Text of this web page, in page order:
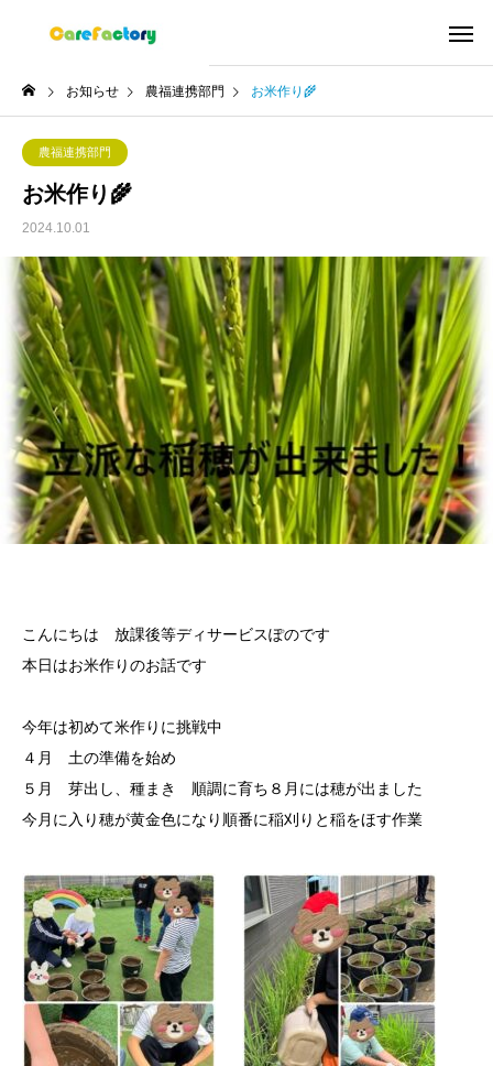
お知らせ 農福連携部門 お米作り🌾
農福連携部門
お米作り🌾
2024.10.01
こんにちは 放課後等ディサービスぽのです
本日はお米作りのお話です
今年は初めて米作りに挑戦中
４月 土の準備を始め
５月 芽出し、種まき 順調に育ち８月には穂が出ました
今月に入り穂が黄金色になり順番に稲刈りと稲をほす作業